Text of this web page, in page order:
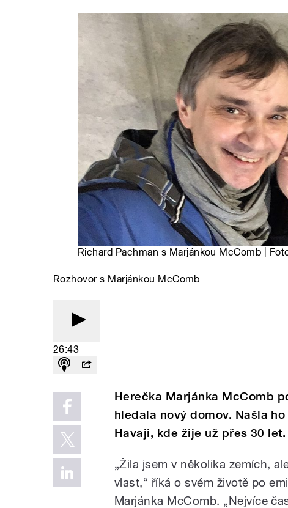
Richard Pachman s Marjánkou McComb |
Rozhovor s Marjánkou McComb
26:43
Herečka Marjánka McComb
hledala nový domov. Našla
Havaji, kde žije už přes 30 let.
„Žila jsem v několika zemích,
vlast,“ říká o svém životě po
Marjánka McComb. „Nejvíce